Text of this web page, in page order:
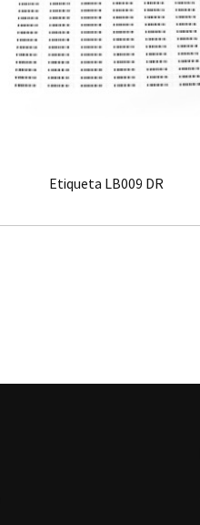
Etiqueta LB009 DR